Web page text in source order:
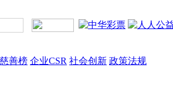
慈善榜 企业CSR 社会创新 政策法规